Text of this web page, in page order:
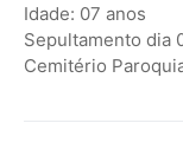
Idade: 07 anos
Sepultamento dia
Cemitério